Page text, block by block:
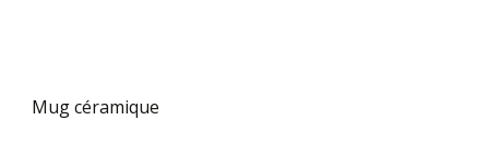
Mug céramique